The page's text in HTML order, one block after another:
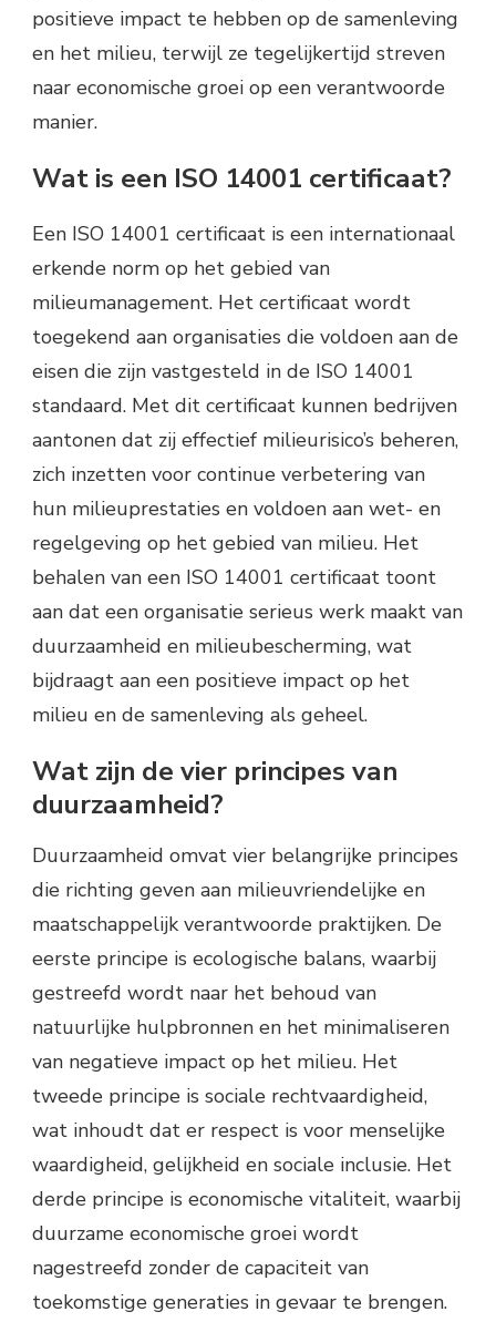
positieve impact te hebben op de samenleving
en het milieu, terwijl ze tegelijkertijd streven
naar economische groei op een verantwoorde
manier.
Wat is een ISO 14001 certificaat?
Een ISO 14001 certificaat is een internationaal
erkende norm op het gebied van
milieumanagement. Het certificaat wordt
toegekend aan organisaties die voldoen aan de
eisen die zijn vastgesteld in de ISO 14001
standaard. Met dit certificaat kunnen bedrijven
aantonen dat zij effectief milieurisico’s beheren,
zich inzetten voor continue verbetering van
hun milieuprestaties en voldoen aan wet- en
regelgeving op het gebied van milieu. Het
behalen van een ISO 14001 certificaat toont
aan dat een organisatie serieus werk maakt van
duurzaamheid en milieubescherming, wat
bijdraagt aan een positieve impact op het
milieu en de samenleving als geheel.
Wat zijn de vier principes van
duurzaamheid?
Duurzaamheid omvat vier belangrijke principes
die richting geven aan milieuvriendelijke en
maatschappelijk verantwoorde praktijken. De
eerste principe is ecologische balans, waarbij
gestreefd wordt naar het behoud van
natuurlijke hulpbronnen en het minimaliseren
van negatieve impact op het milieu. Het
tweede principe is sociale rechtvaardigheid,
wat inhoudt dat er respect is voor menselijke
waardigheid, gelijkheid en sociale inclusie. Het
derde principe is economische vitaliteit, waarbij
duurzame economische groei wordt
nagestreefd zonder de capaciteit van
toekomstige generaties in gevaar te brengen.